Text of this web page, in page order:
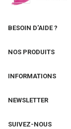
BESOIN D'AIDE ?
NOS PRODUITS
INFORMATIONS
NEWSLETTER
SUIVEZ-NOUS